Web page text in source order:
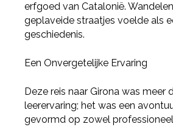
erfgoed van Catalonië.
geplaveide straatjes voelde als
geschiedenis.
Een Onvergetelijke Ervaring
Deze reis naar Girona was meer
leerervaring; het was een
gevormd op zowel